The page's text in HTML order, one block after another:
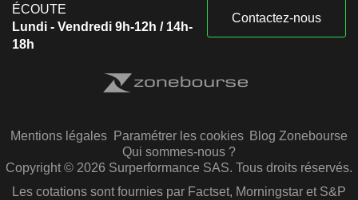
ÉCOUTE
Lundi - Vendredi 9h-12h / 14h-
18h
Contactez-nous
Mentions légales Paramétrer les cookies Blog Zonebourse
Qui sommes-nous ?
Copyright © 2026 Surperformance SAS. Tous droits réservés.
Les cotations sont fournies par Factset, Morningstar et S&P